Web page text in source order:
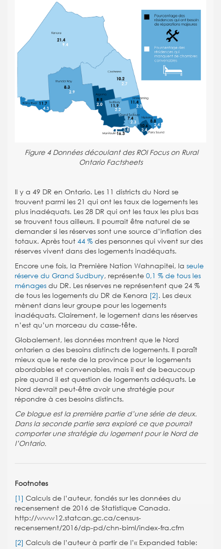
Figure 4 Données découlant des ROI Focus on Rural
Ontario Factsheets
Il y a 49 DR en Ontario. Les 11 districts du Nord se
trouvent parmi les 21 qui ont les taux de logements les
plus inadéquats. Les 28 DR qui ont les taux les plus bas
se trouvent tous ailleurs. Il pourrait être naturel de se
demander si les réserves sont une source d’inflation des
totaux. Après tout 44 % des personnes qui vivent sur des
réserves vivent dans des logements inadéquats.
Encore une fois, la Première Nation Wahnapitei, la seule
réserve du Grand Sudbury, représente 0,1 % de tous les
ménages du DR. Les réserves ne représentent que 24 %
de tous les logements du DR de Kenora [2]. Les deux
mènent dans leur groupe pour les logements
inadéquats. Clairement, le logement dans les réserves
n’est qu’un morceau du casse-tête.
Globalement, les données montrent que le Nord
ontarien a des besoins distincts de logements. Il paraît
mieux que le reste de la province pour le logements
abordables et convenables, mais il est de beaucoup
pire quand il est question de logements adéquats. Le
Nord devrait peut-être avoir une stratégie pour
répondre à ces besoins distincts.
Ce blogue est la première partie d’une série de deux.
Dans la seconde partie sera exploré ce que pourrait
comporter une stratégie du logement pour le Nord de
l’Ontario.
Footnotes
[1] Calculs de l’auteur, fondés sur les données du
recensement de 2016 de Statistique Canada.
http://www12.statcan.gc.ca/census-
recensement/2016/dp-pd/chn-biml/index-fra.cfm
[2] Calculs de l’auteur à partir de l’« Expanded table: